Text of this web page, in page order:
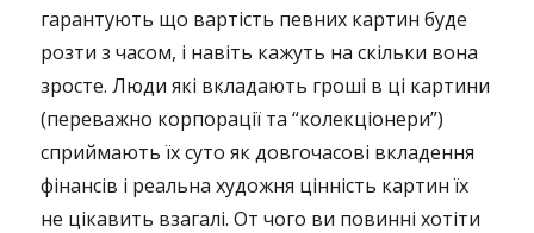
гарантують що вартість певних картин буде
розти з часом, і навіть кажуть на скільки вона
зросте. Люди які вкладають гроші в ці картини
(переважно корпорації та “колекціонери”)
сприймають їх суто як довгочасові вкладення
фінансів і реальна художня цінність картин їх
не цікавить взагалі. От чого ви повинні хотіти